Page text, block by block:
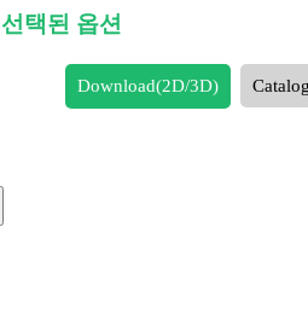
선택된 옵션
Download(2D/3D)